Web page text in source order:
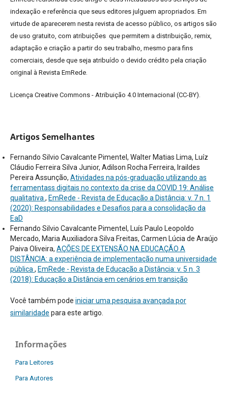
indexação e referência que seus editores julguem apropriados. Em
virtude de aparecerem nesta revista de acesso público, os artigos são
de uso gratuito, com atribuições que permitem a distribuição, remix,
adaptação e criação a partir do seu trabalho, mesmo para fins
comerciais, desde que seja atribuído o devido crédito pela criação
original à Revista EmRede.
Licença Creative Commons - Atribuição 4.0 Internacional (CC-BY).
Artigos Semelhantes
Fernando Silvio Cavalcante Pimentel, Walter Matias Lima, Luíz
Cláudio Ferreira Silva Junior, Adilson Rocha Ferreira, Iraildes
Pereira Assunção, Atividades na pós-graduação utilizando as
ferramentass digitais no contexto da crise da COVID 19: Análise
qualitativa , EmRede - Revista de Educação a Distância: v. 7 n. 1
(2020): Responsabilidades e Desafios para a consolidação da
EaD
Fernando Silvio Cavalcante Pimentel, Luís Paulo Leopoldo
Mercado, Maria Auxiliadora Silva Freitas, Carmen Lúcia de Araújo
Paiva Oliveira, AÇÕES DE EXTENSÃO NA EDUCAÇÃO A
DISTÂNCIA: a experiência de implementação numa universidade
pública , EmRede - Revista de Educação a Distância: v. 5 n. 3
(2018): Educação a Distância em cenários em transição
Você também pode iniciar uma pesquisa avançada por
similaridade para este artigo.
Informações
Para Leitores
Para Autores